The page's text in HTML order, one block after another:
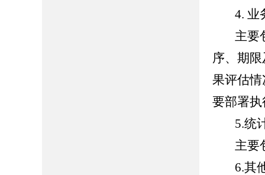
4. 业
主要
序、期
果评估
要部署
5.统
主要
6.其